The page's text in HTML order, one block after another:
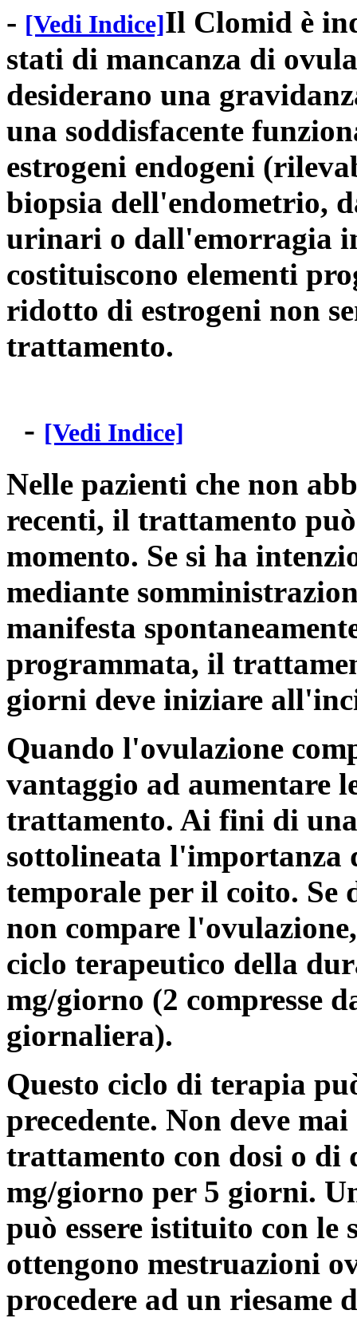
- [Vedi Indice]Il Clomid è
stati di mancanza di
desiderano una
una soddisfacente
estrogeni endogeni
biopsia dell'endometrio,
urinari o dall'emorragia
costituiscono elementi
ridotto di estrogeni non
trattamento.
- [Vedi Indice]
Nelle pazienti che non
recenti, il trattamento
momento. Se si ha
mediante
manifesta
programmata, il
giorni deve iniziare
Quando l'ovulazione
vantaggio ad aumentare
trattamento. Ai fini di
sottolineata l'importanza
temporale per il coito.
non compare
ciclo terapeutico della
mg/giorno (2 compresse
giornaliera).
Questo ciclo di terapia
precedente. Non deve
trattamento con dosi o di
mg/giorno per 5 giorni.
può essere istituito con le
ottengono mestruazioni
procedere ad un riesame